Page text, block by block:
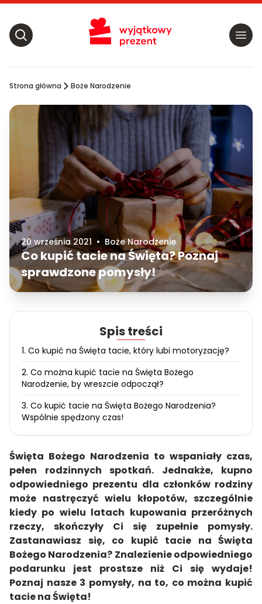
Strona główna Boże Narodzenie
20 września 2021 • Boże Narodzenie
Co kupić tacie na Święta? Poznaj
sprawdzone pomysły!
Spis treści
1. Co kupić na Święta tacie, który lubi motoryzację?
2. Co można kupić tacie na Święta Bożego
Narodzenie, by wreszcie odpoczął?
3. Co kupić tacie na Święta Bożego Narodzenia?
Wspólnie spędzony czas!
Święta Bożego Narodzenia to wspaniały czas,
pełen rodzinnych spotkań. Jednakże, kupno
odpowiedniego prezentu dla członków rodziny
może nastręczyć wielu kłopotów, szczególnie
kiedy po wielu latach kupowania przeróżnych
rzeczy, skończyły Ci się zupełnie pomysły.
Zastanawiasz się, co kupić tacie na Święta
Bożego Narodzenia? Znalezienie odpowiedniego
podarunku jest prostsze niż Ci się wydaje!
Poznaj nasze 3 pomysły, na to, co można kupić
tacie na Święta!